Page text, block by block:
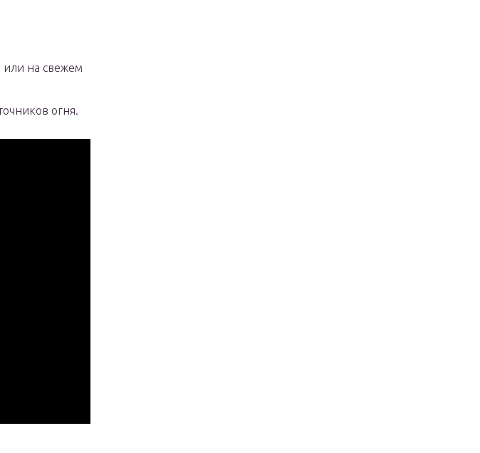
или на свежем
огня.